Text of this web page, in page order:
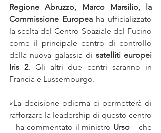
Regione Abruzzo, Marco Marsilio, la
Commissione Europea ha ufficializzato
la scelta del Centro Spaziale del Fucino
come il principale centro di controllo
della nuova galassia di satelliti europei
Iris 2. Gli altri due centri saranno in
Francia e Lussemburgo.
«La decisione odierna ci permetterà di
rafforzare la leadership di questo centro
– ha commentato il ministro Urso – che